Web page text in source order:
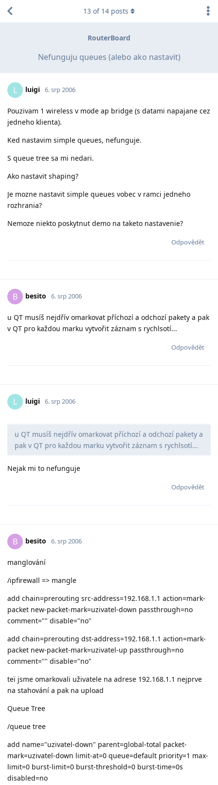
RouterBoard
Nefunguju queues (alebo ako nastavit)
13 of 14 posts
L luigi 6. srp 2006
Pouzivam 1 wireless v mode ap bridge (s datami napajane cez
jedneho klienta).
Ked nastavim simple queues, nefunguje.
S queue tree sa mi nedari.
Ako nastavit shaping?
Je mozne nastavit simple queues vobec v ramci jedneho
rozhrania?
Nemoze niekto poskytnut demo na taketo nastavenie?
Odpovědět
B besito 6. srp 2006
u QT musíš nejdřív omarkovat příchozí a odchozí pakety a pak
v QT pro každou marku vytvořit záznam s rychlsotí...
Odpovědět
L luigi 6. srp 2006
u QT musíš nejdřív omarkovat příchozí a odchozí pakety a
pak v QT pro každou marku vytvořit záznam s rychlsotí...
Nejak mi to nefunguje
Odpovědět
B besito 6. srp 2006
manglování
/ipfirewall => mangle
add chain=prerouting src-address=192.168.1.1 action=mark-
packet new-packet-mark=uzivatel-down passthrough=no
comment="" disable="no"
add chain=prerouting dst-address=192.168.1.1 action=mark-
packet new-packet-mark=uzivatel-up passthrough=no
comment="" disable="no"
teï jsme omarkovali uživatele na adrese 192.168.1.1 nejprve
na stahování a pak na upload
Queue Tree
/queue tree
add name="uzivatel-down" parent=global-total packet-
mark=uzivatel-down limit-at=0 queue=default priority=1 max-
limit=0 burst-limit=0 burst-threshold=0 burst-time=0s
disabled=no